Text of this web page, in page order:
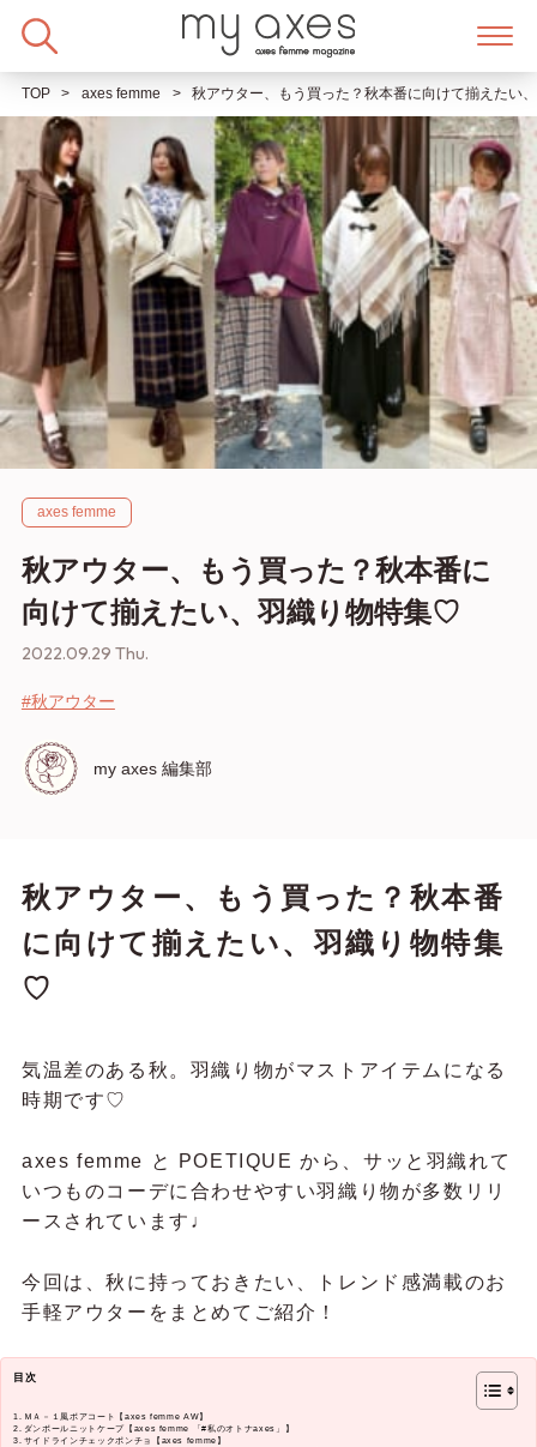
TOP axes femme 秋アウター、もう買った？秋本番に向けて揃えたい
axes femme
秋アウター、もう買った？秋本番に
向けて揃えたい、羽織り物特集♡
2022.09.29 Thu.
#秋アウター
my axes 編集部
秋アウター、もう買った？秋本番
に向けて揃えたい、羽織り物特集
♡
気温差のある秋。羽織り物がマストアイテムになる
時期です♡
axes femme と POETIQUE から、サッと羽織れて
いつものコーデに合わせやすい羽織り物が多数リリ
ースされています♩
今回は、秋に持っておきたい、トレンド感満載のお
手軽アウターをまとめてご紹介！
目次
ＭＡ－１風ボアコート【axes femme AW】
ダンボールニットケープ【axes femme 「#私のオトナaxes」】
サイドラインチェックポンチョ【axes femme】